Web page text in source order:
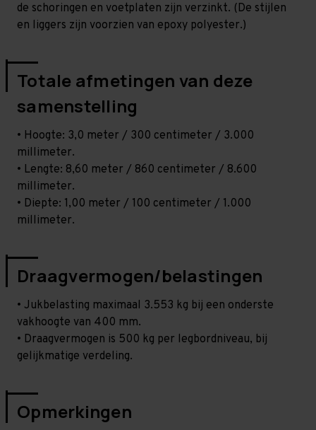
de schoringen en voetplaten zijn verzinkt. (De stijlen
en liggers zijn voorzien van epoxy polyester.)
Totale afmetingen van deze
samenstelling
• Hoogte: 3,0 meter / 300 centimeter / 3.000
millimeter.
• Lengte: 8,60 meter / 860 centimeter / 8.600
millimeter.
• Diepte: 1,00 meter / 100 centimeter / 1.000
millimeter.
Draagvermogen/belastingen
• Jukbelasting maximaal 3.553 kg bij een onderste
vakhoogte van 400 mm.
• Draagvermogen is 500 kg per legbordniveau, bij
gelijkmatige verdeling.
Opmerkingen